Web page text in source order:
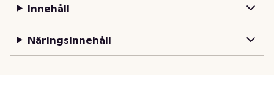
Innehåll
Näringsinnehåll